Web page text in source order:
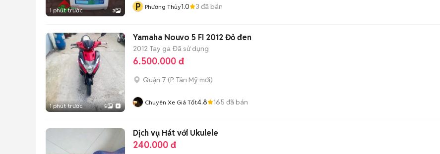
1 phút trước 3 P Phương Thủy1.0 3 đã bán
1 phút trước 5
Yamaha Nouvo 5 FI 2012 Đỏ đen
2012 Tay ga Đã sử dụng
6.500.000 đ
Quận 7 (P. Tân Mỹ mới)
Chuyên Xe Giá Tốt4.8 165 đã bán
Dịch vụ Hát với Ukulele
240.000 đ